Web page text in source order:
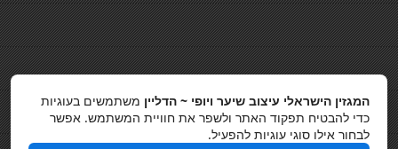
חיפוש
חיפוש
כסאות בר
המגזין הישראלי עיצוב שיער ויופי ~ הדליין משתמשים בעוגיות
כדי להבטיח תפקוד האתר ולשפר את חוויית המשתמש. אפשר
לבחור אילו סוגי עוגיות להפעיל.